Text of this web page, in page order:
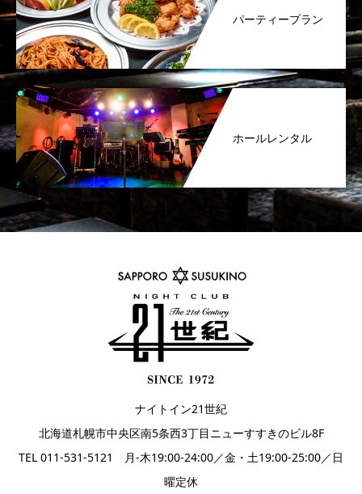
パーティープラン
ホールレンタル
ナイトイン21世紀
北海道札幌市中央区南5条西3丁目ニューすすきのビル8F
TEL 011-531-5121 月-木19:00-24:00／金・土19:00-25:00／日
曜定休